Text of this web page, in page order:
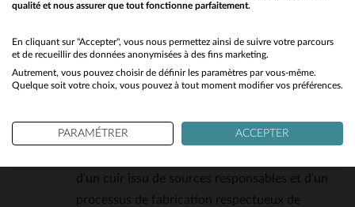
un style biker authentique.
poches latérales pour un équilibre parfait
entre fonctionnalité et esthétique.
Couleur prune: une teinte profonde et
classiques noirs ou marrons.
d’un cuir issu de sources responsables et d’un
processus de fabrication respectueux de
Would you like to be redirected to our English site?
No
Yes
qualité et nous assurer que tout fonctionne parfaitement.
En cliquant sur "Accepter", vous nous permettez ainsi de suivre votre parcours
et de recueillir des données anonymisées à des fins marketing.
Autrement, vous pouvez choisir de définir les paramètres par vous-même.
Quelque soit votre choix, vous pouvez à tout moment modifier vos préférences.
PARAMÉTRER ACCEPTER